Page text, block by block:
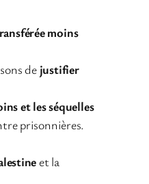
moins
de justifier
et les séquelles
prisonnières.
et la